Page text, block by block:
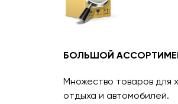
БОЛЬШОЙ
Множество товаров для
отдыха и автомобилей.